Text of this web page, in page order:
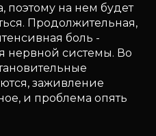
поэтому на нем будет
Продолжительная,
боль -
нервной системы. Во
заживление
и проблема опять